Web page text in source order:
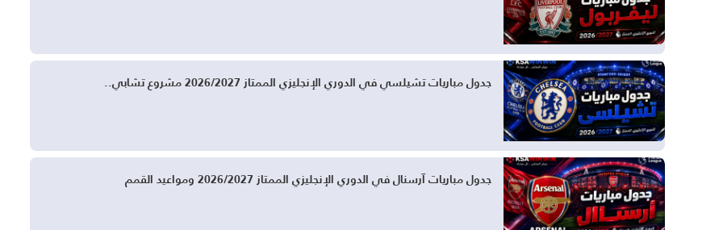
جدول مباريات تشيلسي في الدوري الإنجليزي الممتاز 2026/2027 مشروع تشابي..
جدول مباريات آرسنال في الدوري الإنجليزي الممتاز 2026/2027 ومواعيد القمم